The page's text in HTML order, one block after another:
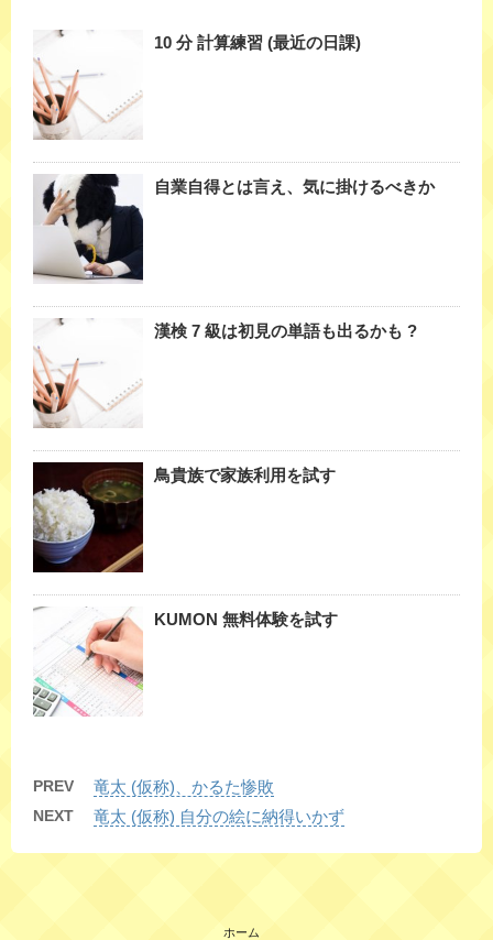
10 分 計算練習 (最近の日課)
自業自得とは言え、気に掛けるべきか
漢検 7 級は初見の単語も出るかも ?
鳥貴族で家族利用を試す
KUMON 無料体験を試す
PREV 竜太 (仮称)、かるた惨敗
NEXT 竜太 (仮称) 自分の絵に納得いかず
ホーム